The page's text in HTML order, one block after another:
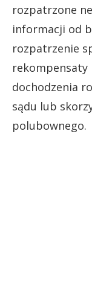
rozpatrzone
informacji od
rozpatrzenie
rekompensaty
dochodzenia
sądu lub
polubownego.